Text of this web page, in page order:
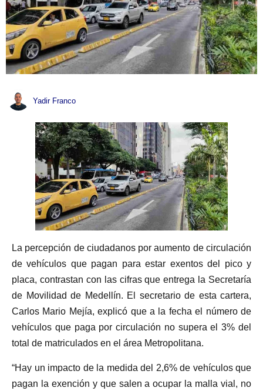
Yadir Franco
La percepción de ciudadanos por aumento de circulación
de vehículos que pagan para estar exentos del pico y
placa, contrastan con las cifras que entrega la Secretaría
de Movilidad de Medellín. El secretario de esta cartera,
Carlos Mario Mejía, explicó que a la fecha el número de
vehículos que paga por circulación no supera el 3% del
total de matriculados en el área Metropolitana.
“Hay un impacto de la medida del 2,6% de vehículos que
pagan la exención y que salen a ocupar la malla vial, no